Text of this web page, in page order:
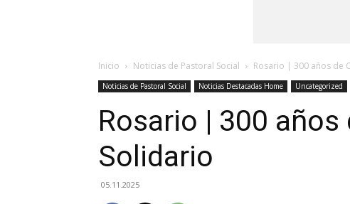
Inicio Noticias de Pastoral Social Rosario | 300 años de
Noticias de Pastoral Social Noticias Destacadas Home Uncategorized
Rosario | 300 años
Solidario
05.11.2025